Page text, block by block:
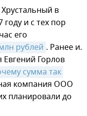
в
и с тех пор
его
рублей . Ранее и.
Евгений Горлов
сумма так
компания ООО
планировали до